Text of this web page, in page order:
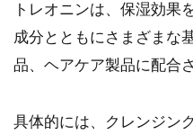
トレオニンは、保湿効果
成分とともにさまざまな
品、ヘアケア製品に配合
具体的には、クレンジン